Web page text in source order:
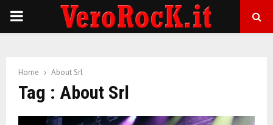
P
M
Home About Srl
Tag : About Srl